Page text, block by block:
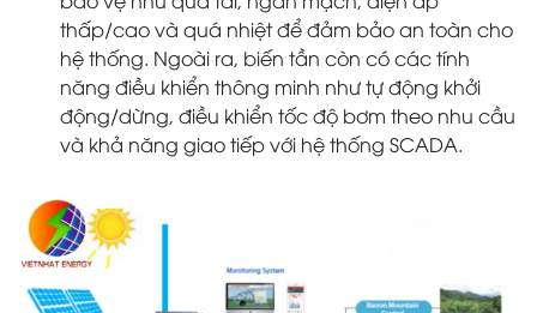
thấp/cao và quá nhiệt để đảm bảo an toàn cho
hệ thống. Ngoài ra, biến tần còn có các tính
năng điều khiển thông minh như tự động khởi
động/dừng, điều khiển tốc độ bơm theo nhu cầu
và khả năng giao tiếp với hệ thống SCADA.